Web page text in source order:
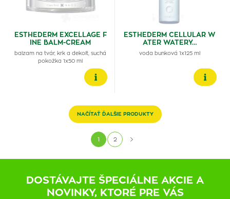
ESTHEDERM EXCELLAGE F
INE BALM-CREAM
balzam na tvár, krk a dekolt, suchá
pokožka 1x50 ml
ESTHEDERM CELLULAR W
ATER WATERY…
voda bunková 1x125 ml
NAČÍTAŤ ĎALŠIE PRODUKTY
1 2
DOSTÁVAJTE ŠPECIÁLNE AKCIE A
NOVINKY, KTORÉ PRE VÁS